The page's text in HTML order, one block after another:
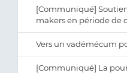
[Communiqué]
makers en période de
Vers un vadémécum
[Communiqué] La